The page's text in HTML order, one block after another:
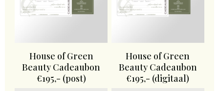
House of Green
Beauty Cadeaubon
€195,- (post)
House of Green
Beauty Cadeaubon
€195,- (digitaal)